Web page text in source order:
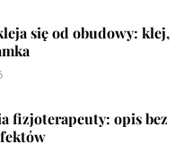
się od obudowy: klej,
fizjoterapeuty: opis bez